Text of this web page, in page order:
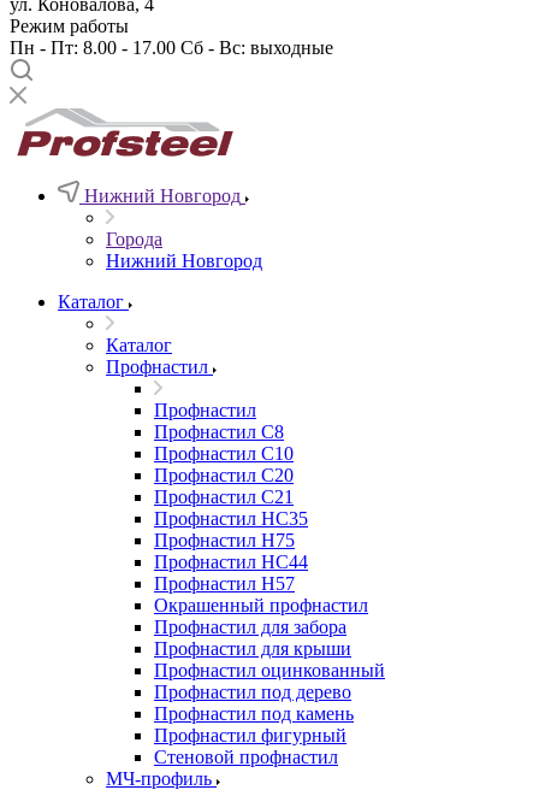
ул. Коновалова, 4
Режим работы
Пн - Пт: 8.00 - 17.00 Сб - Вс: выходные
Нижний Новгород
Города
Нижний Новгород
Каталог
Каталог
Профнастил
Профнастил
Профнастил С8
Профнастил С10
Профнастил С20
Профнастил С21
Профнастил НС35
Профнастил Н75
Профнастил HC44
Профнастил Н57
Окрашенный профнастил
Профнастил для забора
Профнастил для крыши
Профнастил оцинкованный
Профнастил под дерево
Профнастил под камень
Профнастил фигурный
Стеновой профнастил
МЧ-профиль